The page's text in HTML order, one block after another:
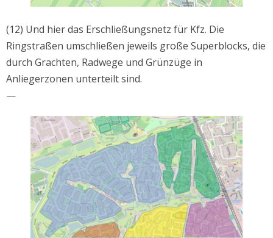
(12) Und hier das Erschließungsnetz für Kfz. Die
Ringstraßen umschließen jeweils große Superblocks, die
durch Grachten, Radwege und Grünzüge in
Anliegerzonen unterteilt sind.
—